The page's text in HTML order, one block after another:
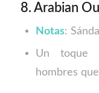
8. Arabian
Notas:
Un toque
hombres